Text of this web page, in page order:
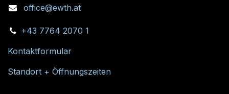
office@ewth.at
+43 7764 2070 1
Kontaktformular
Standort + Öffnungszeiten